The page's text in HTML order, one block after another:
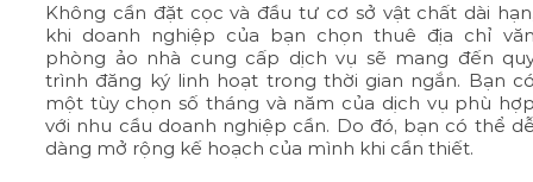
Không cần đặt cọc và đầu tư cơ sở vật chất dài
khi doanh nghiệp của bạn chọn thuê địa chỉ
phòng ảo nhà cung cấp dịch vụ sẽ mang đến
trình đăng ký linh hoạt trong thời gian ngắn. Bạn
một tùy chọn số tháng và năm của dịch vụ phù
với nhu cầu doanh nghiệp cần. Do đó, bạn có thể
dàng mở rộng kế hoạch của mình khi cần thiết.